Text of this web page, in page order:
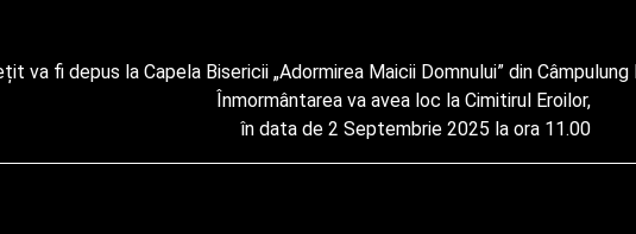
                                                                        în data de 2 Septembrie 2025 la ora 11.00